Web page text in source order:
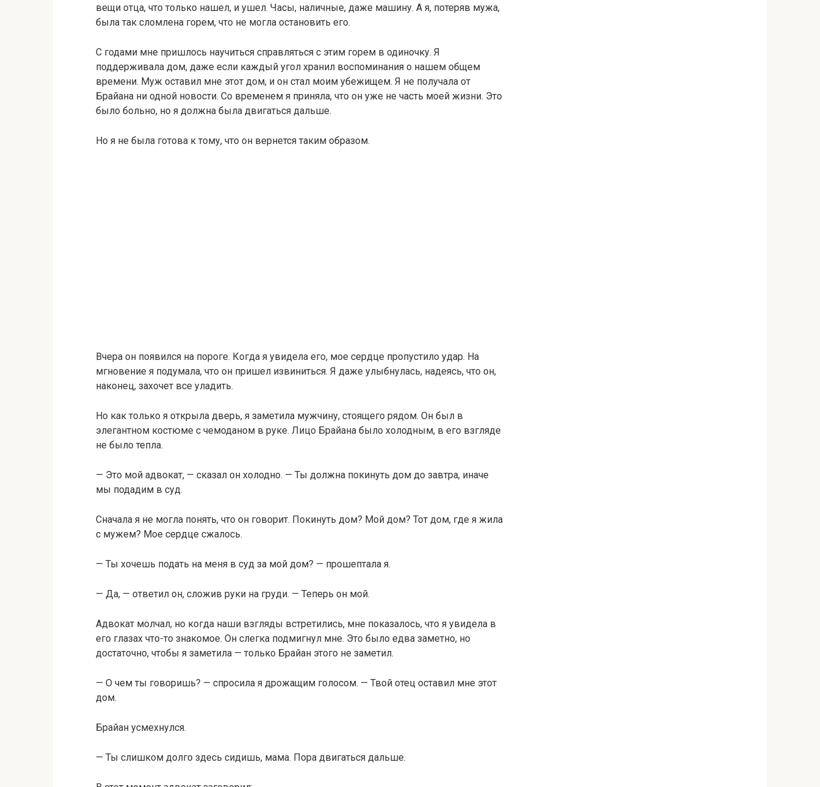
вещи отца, что только нашел, и ушел. Часы, наличные, даже машину. А я, потеряв мужа,
была так сломлена горем, что не могла остановить его.
С годами мне пришлось научиться справляться с этим горем в одиночку. Я
поддерживала дом, даже если каждый угол хранил воспоминания о нашем общем
времени. Муж оставил мне этот дом, и он стал моим убежищем. Я не получала от
Брайана ни одной новости. Со временем я приняла, что он уже не часть моей жизни. Это
было больно, но я должна была двигаться дальше.
Но я не была готова к тому, что он вернется таким образом.
Вчера он появился на пороге. Когда я увидела его, мое сердце пропустило удар. На
мгновение я подумала, что он пришел извиниться. Я даже улыбнулась, надеясь, что он,
наконец, захочет все уладить.
Но как только я открыла дверь, я заметила мужчину, стоящего рядом. Он был в
элегантном костюме с чемоданом в руке. Лицо Брайана было холодным, в его взгляде
не было тепла.
— Это мой адвокат, — сказал он холодно. — Ты должна покинуть дом до завтра, иначе
мы подадим в суд.
Сначала я не могла понять, что он говорит. Покинуть дом? Мой дом? Тот дом, где я жила
с мужем? Мое сердце сжалось.
— Ты хочешь подать на меня в суд за мой дом? — прошептала я.
— Да, — ответил он, сложив руки на груди. — Теперь он мой.
Адвокат молчал, но когда наши взгляды встретились, мне показалось, что я увидела в
его глазах что-то знакомое. Он слегка подмигнул мне. Это было едва заметно, но
достаточно, чтобы я заметила — только Брайан этого не заметил.
— О чем ты говоришь? — спросила я дрожащим голосом. — Твой отец оставил мне этот
дом.
Брайан усмехнулся.
— Ты слишком долго здесь сидишь, мама. Пора двигаться дальше.